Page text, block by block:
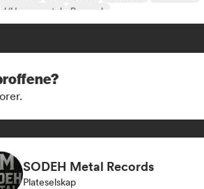
Heavy metal
Poprock
SODEH Metal Records
Plateselskap